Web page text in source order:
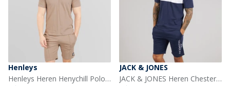
Henleys
Henleys Heren Henychill Poloshirt En Shorts Set Taupe
JACK & JONES
JACK & JONES Heren Chester T-shirt en shorts set Navy Blazer